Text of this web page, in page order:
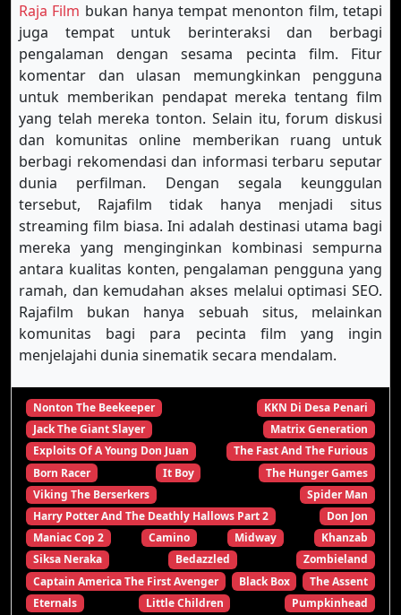
Raja Film bukan hanya tempat menonton film, tetapi
juga tempat untuk berinteraksi dan berbagi
pengalaman dengan sesama pecinta film. Fitur
komentar dan ulasan memungkinkan pengguna
untuk memberikan pendapat mereka tentang film
yang telah mereka tonton. Selain itu, forum diskusi
dan komunitas online memberikan ruang untuk
berbagi rekomendasi dan informasi terbaru seputar
dunia perfilman. Dengan segala keunggulan
tersebut, Rajafilm tidak hanya menjadi situs
streaming film biasa. Ini adalah destinasi utama bagi
mereka yang menginginkan kombinasi sempurna
antara kualitas konten, pengalaman pengguna yang
ramah, dan kemudahan akses melalui optimasi SEO.
Rajafilm bukan hanya sebuah situs, melainkan
komunitas bagi para pecinta film yang ingin
menjelajahi dunia sinematik secara mendalam.
Nonton The Beekeeper
KKN Di Desa Penari
Jack The Giant Slayer
Matrix Generation
Exploits Of A Young Don Juan
The Fast And The Furious
Born Racer
It Boy
The Hunger Games
Viking The Berserkers
Spider Man
Harry Potter And The Deathly Hallows Part 2
Don Jon
Maniac Cop 2
Camino Midway
Khanzab
Siksa Neraka
Bedazzled
Zombieland
Captain America The First Avenger
Black Box
The Assent
Eternals
Little Children
Pumpkinhead